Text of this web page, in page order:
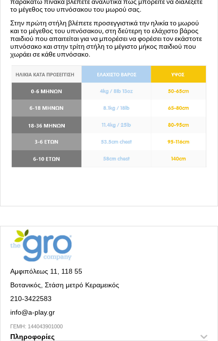
παρακάτω πίνακα βλέπετε αναλυτικά πως μπορείτε να διαλέξετε
το μέγεθος του υπνόσακου του μωρού σας.
Στην πρώτη στήλη βλέπετε προσεγγιστικά την ηλικία το μωρού
και το μέγεθος του υπνόσακου, στη δεύτερη το ελάχιστο βάρος
παιδιού που απαιτείται για να μπορέσει να φορέσει τον εκάστοτε
υπνόσακο και στην τρίτη στήλη το μέγιστο μήκος παιδιού που
χωράει σε κάθε υπνόσακο.
Αμφιπόλεως 11, 118 55
Βοτανικός, Στάση μετρό Κεραμεικός
210-3422583
info@a-play.gr
ΓΕΜΗ: 144043901000
Πληροφορίες